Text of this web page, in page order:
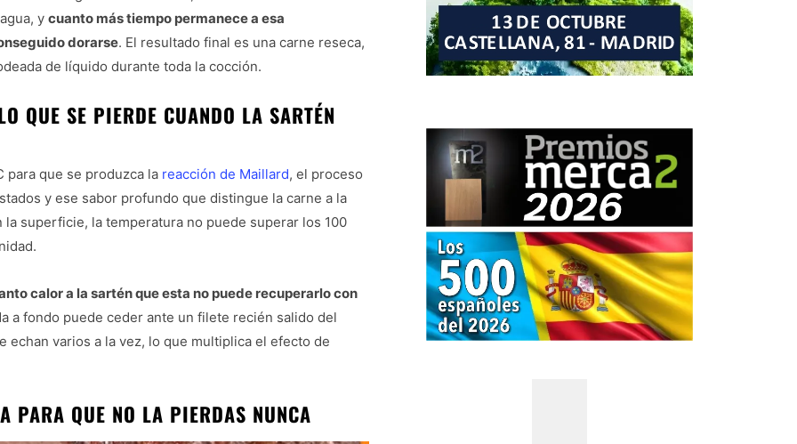
y cuanto más tiempo permanece a esa
dorarse. El resultado final es una carne reseca,
de líquido durante toda la cocción.
QUE SE PIERDE CUANDO LA SARTÉN
que se produzca la reacción de Maillard, el proceso
y ese sabor profundo que distingue la carne a la
superficie, la temperatura no puede superar los 100
calor a la sartén que esta no puede recuperarlo con
a fondo puede ceder ante un filete recién salido del
varios a la vez, lo que multiplica el efecto de
PARA QUE NO LA PIERDAS NUNCA